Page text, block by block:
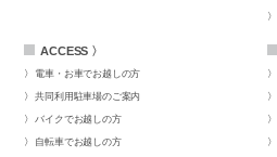
ACCESS 〉
電車・お車でお越しの方
共同利用駐車場のご案内
バイクでお越しの方
自転車でお越しの方